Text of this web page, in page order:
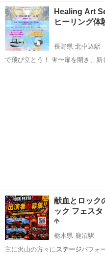
大阪 八尾市
Healing Art
ヒーリング
長野県 北中込駅
で飛び立とう！ 🧚〜扉を開き、新
献血とロック
ック フェス
栃木県 鹿沼駅
主に沢山の方々にステージパフォ